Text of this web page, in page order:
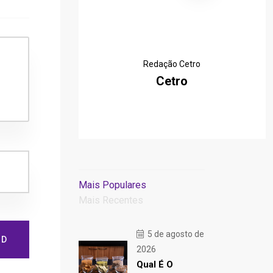
Redação Cetro
Cetro
Mais Populares
Mais Recentes
5 de agosto de
2026
Qual É O